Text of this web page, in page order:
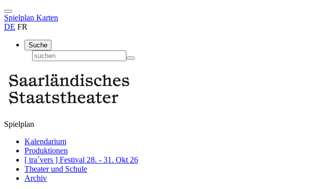
Spielplan Karten
DE FR
Suche
Spielplan
Kalendarium
Produktionen
[ tra´vers ] Festival 28. - 31. Okt 26
Theater und Schule
Archiv